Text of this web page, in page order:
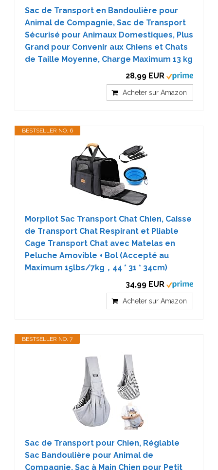
Sac de Transport en Bandoulière pour
Animal de Compagnie, Sac de Transport
Sécurisé pour Animaux Domestiques, Plus
Grand pour Convenir aux Chiens et Chats
de Taille Moyenne, Charge Maximum 13 kg
28,99 EUR
Acheter sur Amazon
BESTSELLER NO. 6
Morpilot Sac Transport Chat Chien, Caisse
de Transport Chat Respirant et Pliable
Cage Transport Chat avec Matelas en
Peluche Amovible + Bol (Accepté au
Maximum 15lbs/7kg，44 * 31 * 34cm)
34,99 EUR
Acheter sur Amazon
BESTSELLER NO. 7
Sac de Transport pour Chien, Réglable
Sac Bandoulière pour Animal de
Compagnie, Sac à Main Chien pour Petit